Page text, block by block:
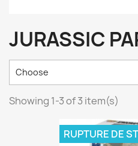
JURASSIC
Choose
Showing 1-3 of 3 item(s)
RUPTURE DE